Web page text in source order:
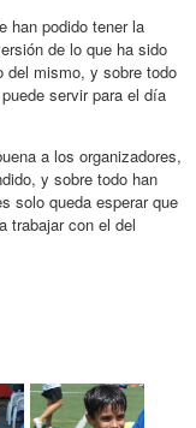
han podido tener la
de lo que ha sido
del mismo, y sobre todo
servir para el día
a los organizadores,
y sobre todo han
solo queda esperar que
trabajar con el del